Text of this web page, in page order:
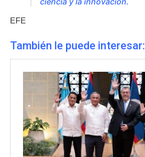
EFE
También le puede interesar: